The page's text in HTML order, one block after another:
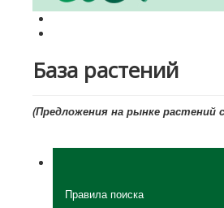
База растений
(Предложения на рынке растений
Правила поиска